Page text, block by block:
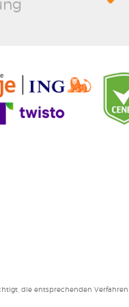
die entsprechenden